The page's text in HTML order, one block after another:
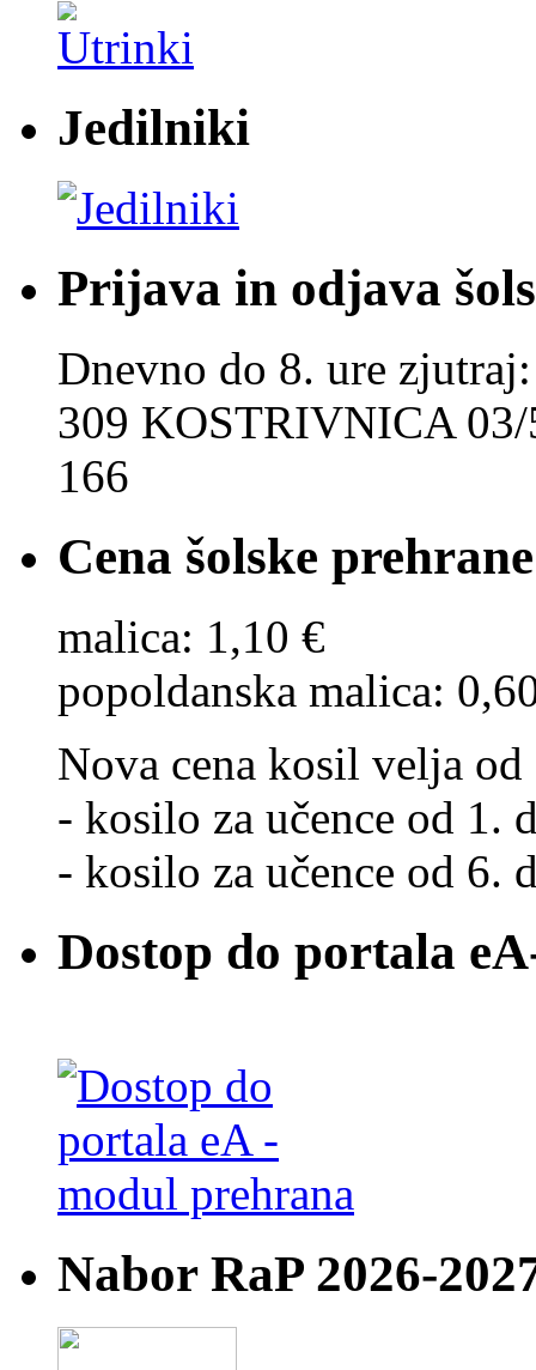
Jedilniki
Prijava in odjava
Dnevno do 8. ure
309 KOSTRIVNICA
166
Cena šolske prehrane
malica: 1,10 €
popoldanska malica:
Nova cena kosil velja
- kosilo za učence od 1.
- kosilo za učence od 6.
Dostop do portala
Nabor RaP 2026-